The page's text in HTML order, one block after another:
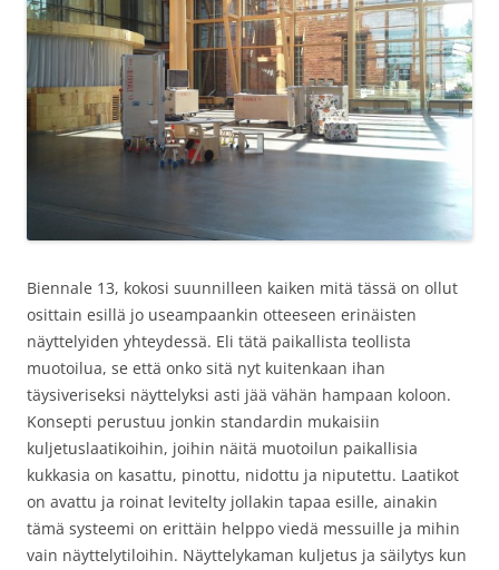
Biennale 13, kokosi suunnilleen kaiken mitä tässä on ollut
osittain esillä jo useampaankin otteeseen erinäisten
näyttelyiden yhteydessä. Eli tätä paikallista teollista
muotoilua, se että onko sitä nyt kuitenkaan ihan
täysiveriseksi näyttelyksi asti jää vähän hampaan koloon.
Konsepti perustuu jonkin standardin mukaisiin
kuljetuslaatikoihin, joihin näitä muotoilun paikallisia
kukkasia on kasattu, pinottu, nidottu ja niputettu. Laatikot
on avattu ja roinat levitelty jollakin tapaa esille, ainakin
tämä systeemi on erittäin helppo viedä messuille ja mihin
vain näyttelytiloihin. Näyttelykaman kuljetus ja säilytys kun